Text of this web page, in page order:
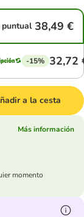
puntual 38,49 €
-15% 32,72
a la cesta
Más información
momento